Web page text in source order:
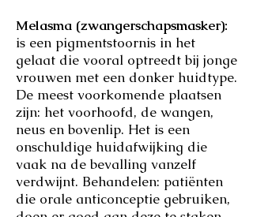
Melasma (zwangerschapsmasker):
is een pigmentstoornis in het
gelaat die vooral optreedt bij jonge
vrouwen met een donker huidtype.
De meest voorkomende plaatsen
zijn: het voorhoofd, de wangen,
neus en bovenlip. Het is een
onschuldige huidafwijking die
vaak na de bevalling vanzelf
verdwijnt. Behandelen: patiënten
die orale anticonceptie gebruiken,